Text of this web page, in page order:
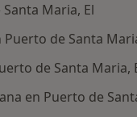
Maria, El
de Santa
de Santa Maria,
en Puerto de